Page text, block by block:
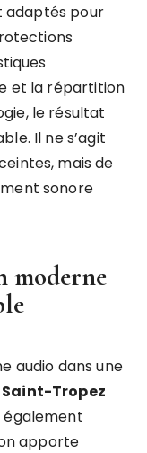
adaptés pour
et la répartition
le résultat
Il ne s’agit
mais de
sonore
moderne
audio dans une
Tropez
également
apporte